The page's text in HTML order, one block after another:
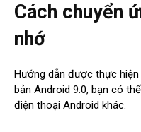
Cách chuyển
nhớ
Hướng dẫn được thực
bản Android 9.0, bạn có
điện thoại Android khác.